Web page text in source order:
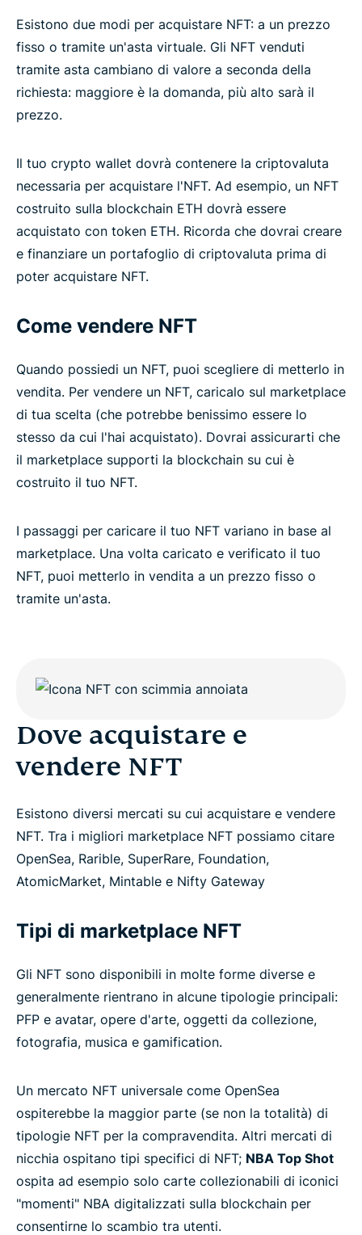
Esistono due modi per acquistare NFT: a un prezzo
fisso o tramite un'asta virtuale. Gli NFT venduti
tramite asta cambiano di valore a seconda della
richiesta: maggiore è la domanda, più alto sarà il
prezzo.
Il tuo crypto wallet dovrà contenere la criptovaluta
necessaria per acquistare l'NFT. Ad esempio, un NFT
costruito sulla blockchain ETH dovrà essere
acquistato con token ETH. Ricorda che dovrai creare
e finanziare un portafoglio di criptovaluta prima di
poter acquistare NFT.
Come vendere NFT
Quando possiedi un NFT, puoi scegliere di metterlo in
vendita. Per vendere un NFT, caricalo sul marketplace
di tua scelta (che potrebbe benissimo essere lo
stesso da cui l'hai acquistato). Dovrai assicurarti che
il marketplace supporti la blockchain su cui è
costruito il tuo NFT.
I passaggi per caricare il tuo NFT variano in base al
marketplace. Una volta caricato e verificato il tuo
NFT, puoi metterlo in vendita a un prezzo fisso o
tramite un'asta.
Dove acquistare e
vendere NFT
Esistono diversi mercati su cui acquistare e vendere
NFT. Tra i migliori marketplace NFT possiamo citare
OpenSea, Rarible, SuperRare, Foundation,
AtomicMarket, Mintable e Nifty Gateway
Tipi di marketplace NFT
Gli NFT sono disponibili in molte forme diverse e
generalmente rientrano in alcune tipologie principali:
PFP e avatar, opere d'arte, oggetti da collezione,
fotografia, musica e gamification.
Un mercato NFT universale come OpenSea
ospiterebbe la maggior parte (se non la totalità) di
tipologie NFT per la compravendita. Altri mercati di
nicchia ospitano tipi specifici di NFT; NBA Top Shot
ospita ad esempio solo carte collezionabili di iconici
"momenti" NBA digitalizzati sulla blockchain per
consentirne lo scambio tra utenti.